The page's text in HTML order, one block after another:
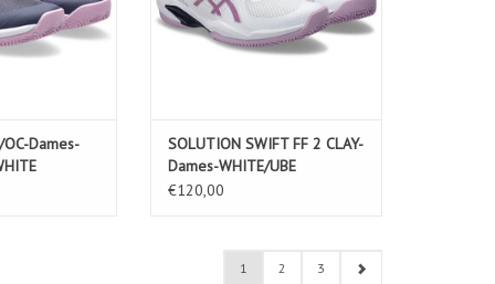
OC-Dames-
SOLUTION SWIFT FF 2 CLAY-
Dames-WHITE/UBE
€120,00
1 2 3